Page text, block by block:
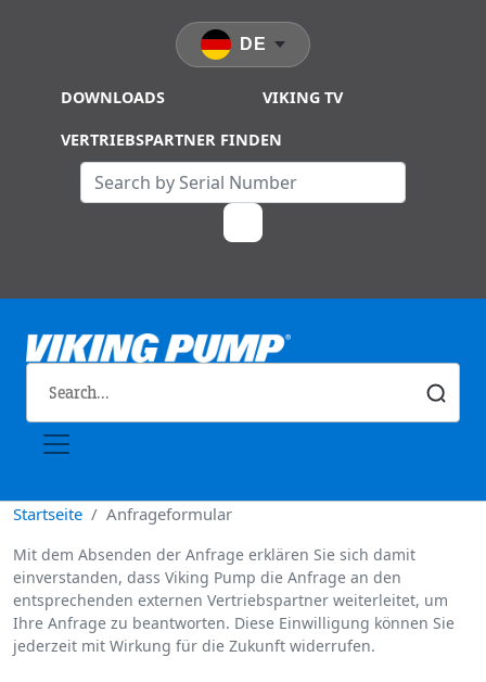
DOWNLOADS VIKING TV
VERTRIEBSPARTNER FINDEN
DE
Startseite Anfrageformular
Mit dem Absenden der Anfrage erklären Sie sich damit
einverstanden, dass Viking Pump die Anfrage an den
entsprechenden externen Vertriebspartner weiterleitet, um
Ihre Anfrage zu beantworten. Diese Einwilligung können Sie
jederzeit mit Wirkung für die Zukunft widerrufen.